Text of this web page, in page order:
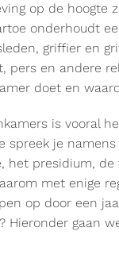
op de hoogte
onderhoudt
griffier en
pers en andere
doet en
is vooral
spreek je
het presidium,
met enige
op door een
Hieronder gaan